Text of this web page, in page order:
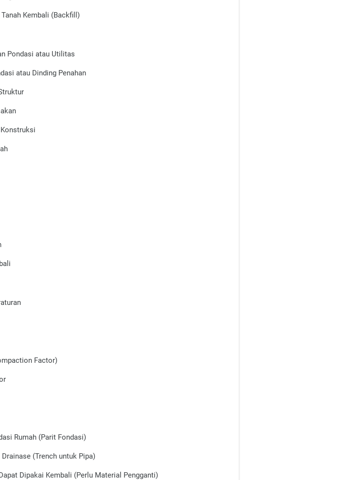
Kembali (Backfill)
Pondasi atau Utilitas
atau Dinding Penahan
Factor)
Rumah (Parit Fondasi)
(Trench untuk Pipa)
Dipakai Kembali (Perlu Material Pengganti)